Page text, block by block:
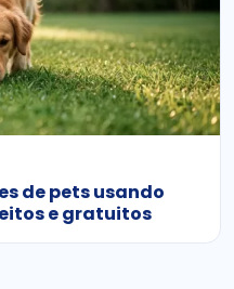
de pets usando
e gratuitos